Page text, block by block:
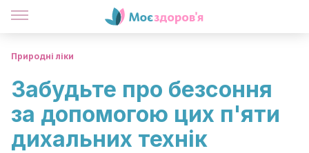
Природні ліки
Забудьте про безсоння
за допомогою цих п'яти
дихальних технік